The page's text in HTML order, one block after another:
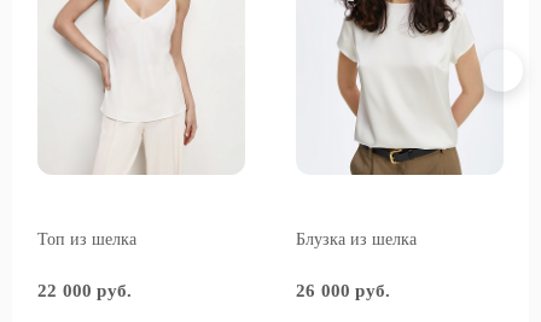
Топ из шелка
22 000 руб.
Блузка из шелка
26 000 руб.